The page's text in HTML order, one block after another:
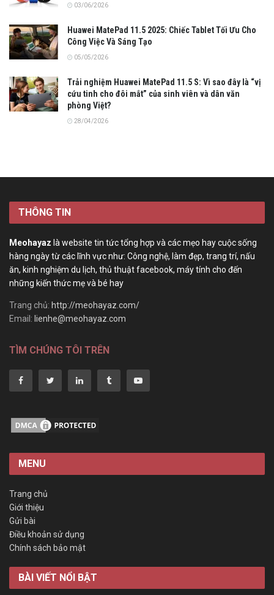
03/06/2026
Huawei MatePad 11.5 2025: Chiếc Tablet Tối Ưu Cho
Công Việc Và Sáng Tạo
05/05/2026
Trải nghiệm Huawei MatePad 11.5 S: Vì sao đây là “vị
cứu tinh cho đôi mắt” của sinh viên và dân văn
phòng Việt?
28/04/2026
THÔNG TIN
Meohayaz là website tin tức tổng hợp và các mẹo hay cuộc sống
hàng ngày từ các lĩnh vực như: Công nghệ, làm đẹp, trang trí, nấu
ăn, kinh nghiệm du lịch, thủ thuật facebook, máy tính cho đến
những kiến thức mẹ và bé hay
Trang chủ: http://meohayaz.com/
Email: lienhe@meohayaz.com
TÌM CHÚNG TÔI TRÊN
MENU
Trang chủ
Giới thiệu
Gửi bài
Điều khoản sử dụng
Chính sách bảo mật
BÀI VIẾT NỔI BẬT